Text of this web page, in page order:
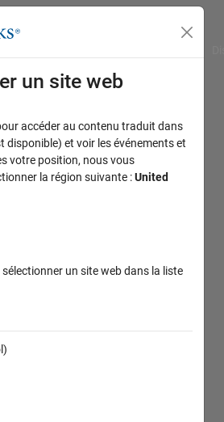
un site web
accéder au contenu traduit dans
disponible) et voir les événements et
votre position, nous vous
la région suivante :United
un site web dans la liste